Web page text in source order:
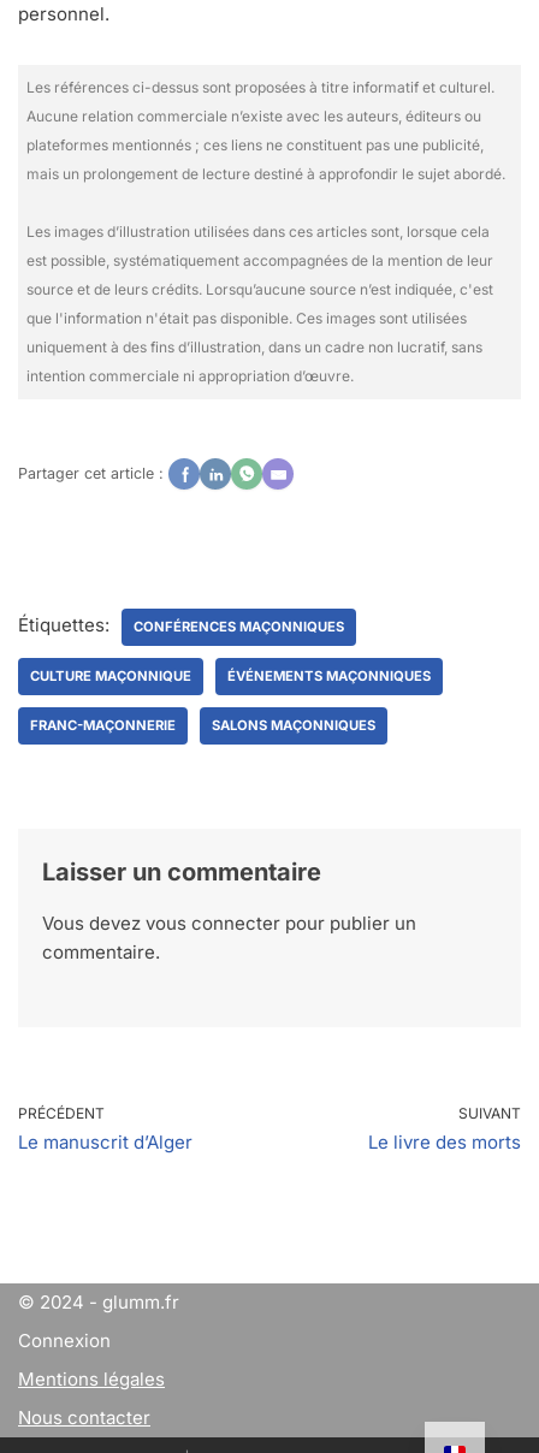
personnel.
Les références ci-dessus sont proposées à titre informatif et culturel.
Aucune relation commerciale n’existe avec les auteurs, éditeurs ou
plateformes mentionnés ; ces liens ne constituent pas une publicité,
mais un prolongement de lecture destiné à approfondir le sujet abordé.
Les images d’illustration utilisées dans ces articles sont, lorsque cela
est possible, systématiquement accompagnées de la mention de leur
source et de leurs crédits. Lorsqu’aucune source n’est indiquée, c'est
que l'information n'était pas disponible. Ces images sont utilisées
uniquement à des fins d’illustration, dans un cadre non lucratif, sans
intention commerciale ni appropriation d’œuvre.
Partager cet article :
Étiquettes: CONFÉRENCES MAÇONNIQUES
CULTURE MAÇONNIQUE ÉVÉNEMENTS MAÇONNIQUES
FRANC-MAÇONNERIE SALONS MAÇONNIQUES
Laisser un commentaire
Vous devez vous connecter pour publier un
commentaire.
PRÉCÉDENT
Le manuscrit d’Alger
SUIVANT
Le livre des morts
© 2024 - glumm.fr
Connexion
Mentions légales
Nous contacter